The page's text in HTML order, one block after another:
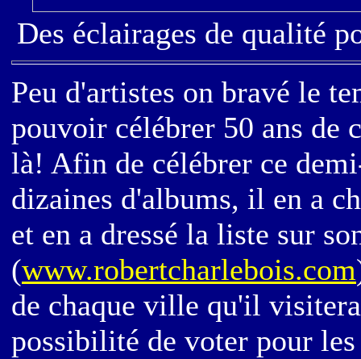
Des éclairages de qualité
Peu d'artistes on bravé le
pouvoir célébrer 50 ans de
là! Afin de célébrer ce
dizaines d'albums, il en a
et en a dressé la liste sur
(www.robertcharlebois.com
de chaque ville qu'il
possibilité de voter pour